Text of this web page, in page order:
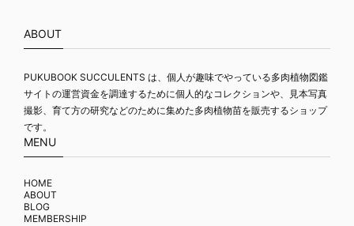
ABOUT
PUKUBOOK SUCCULENTS は、個人が趣味でやっている多肉植物図鑑
サイトの運営資金を調達するために個人的なコレクションや、見本写真
撮影、育て方の研究などのために集めた多肉植物苗を販売するショップ
です。
MENU
HOME
ABOUT
BLOG
MEMBERSHIP